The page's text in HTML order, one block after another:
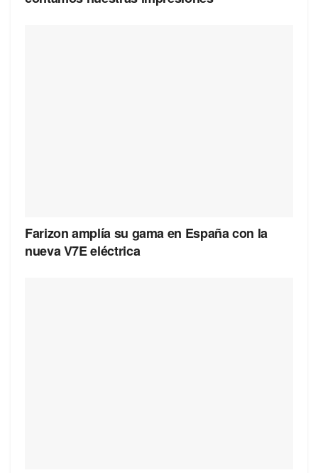
Farizon amplía su gama en España con la
nueva V7E eléctrica